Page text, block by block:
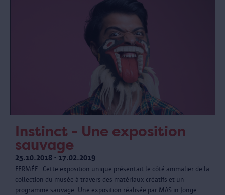
Instinct - Une exposition
sauvage
25.10.2018 - 17.02.2019
FERMÉE - Cette exposition unique présentait le côté animalier de la
collection du musée à travers des matériaux créatifs et un
programme sauvage. Une exposition réalisée par MAS in Jonge